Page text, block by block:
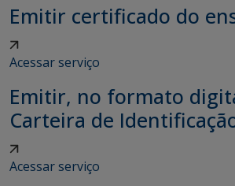
Emitir certificado do
Acessar serviço
Emitir, no formato
Carteira de
Acessar serviço